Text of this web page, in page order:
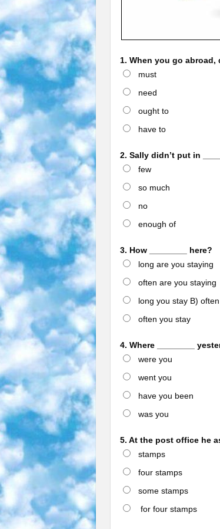
1. When you go abroad,
must
need
ought to
have to
2. Sally didn’t put in
few
so much
no
enough of
3. How ________ here?
long are you staying
often are you staying
long you stay B)
often you stay
4. Where ________
were you
went you
have you been
was you
5. At the post office he
stamps
four stamps
some stamps
for four stamps